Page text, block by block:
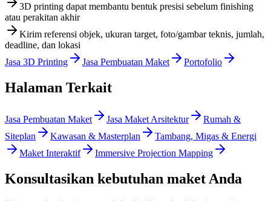
3D printing dapat membantu bentuk presisi sebelum finishing
atau perakitan akhir
Kirim referensi objek, ukuran target, foto/gambar teknis, jumlah,
deadline, dan lokasi
Jasa 3D Printing
Jasa Pembuatan Maket Portofolio
Halaman Terkait
Jasa Pembuatan Maket Jasa Maket Arsitektur
Rumah &
Siteplan
Kawasan & Masterplan
Tambang, Migas & Energi
Maket Interaktif
Immersive Projection Mapping
Konsultasikan kebutuhan maket Anda